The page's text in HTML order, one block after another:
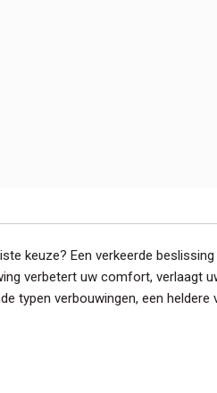
keuze? Een verkeerde
verbetert uw comfort, verlaagt
typen verbouwingen, een heldere